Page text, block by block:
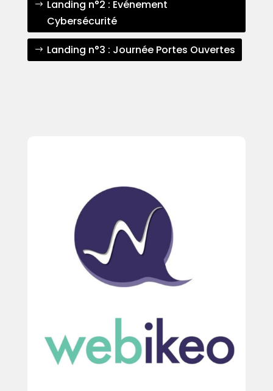
Landing n°2 : Evénement
Cybersécurité
Landing n°3 : Journée Portes Ouvertes